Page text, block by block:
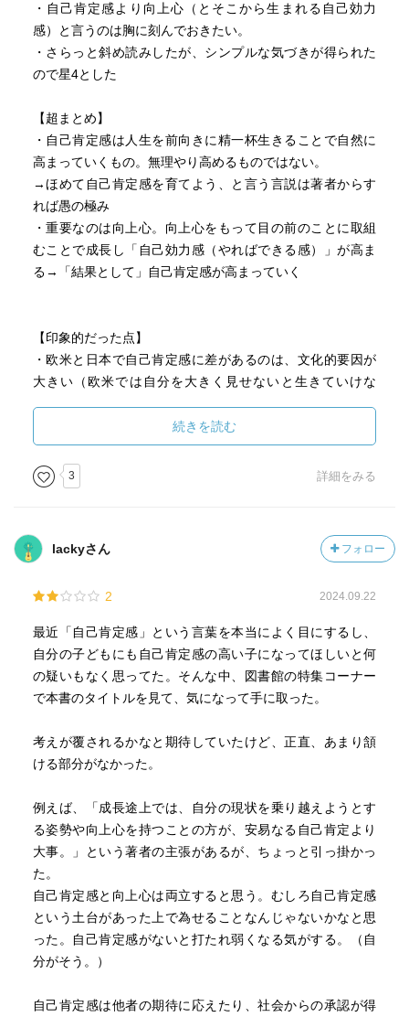
・自己肯定感より向上心（とそこから生まれる自己効力
感）と言うのは胸に刻んでおきたい。
・さらっと斜め読みしたが、シンプルな気づきが得られた
ので星4とした
【超まとめ】
・自己肯定感は人生を前向きに精一杯生きることで自然に
高まっていくもの。無理やり高めるものではない。
→ほめて自己肯定感を育てよう、と言う言説は著者からす
れば愚の極み
・重要なのは向上心。向上心をもって目の前のことに取組
むことで成長し「自己効力感（やればできる感）」が高ま
る→「結果として」自己肯定感が高まっていく
【印象的だった点】
・欧米と日本で自己肯定感に差があるのは、文化的要因が
大きい（欧米では自分を大きく見せないと生きていけな
日本人は共同体へ溶け込むことにより不安を軽減する
・能力が低い人は、自分の能力が低いと言うことに気づく
能力も低い
・日本は母性的な社会で、親子が密接な関係。心を鍛える
ために叱ることが必要だったが、小手先だけのほめる教育
・誰しもが幼少期に抱える、幻想的万能感からの脱却が重
要
・社会性を身につける→社会規範を守る→周囲とうまくや
・自己嫌悪は向上心の高さの裏返し
・失敗を直視できない自分は失敗した自分を越えられずに
いるが、失敗を直視し反省する自分は失敗した自分を既に
超えている
【疑問に思った点】
・「ほめる教育をしても自己肯定感は上がらない（むしろ
下がっている）」と言ってデータを示しているが、1980年
と2014年の比較では他の要素（社会の変化、特にスマホと
続きを読む
3 詳細をみる
lackyさん フォロー
2 2024.09.22
最近「自己肯定感」という言葉を本当によく目にするし、
自分の子どもにも自己肯定感の高い子になってほしいと何
の疑いもなく思ってた。そんな中、図書館の特集コーナー
で本書のタイトルを見て、気になって手に取った。
考えが覆されるかなと期待していたけど、正直、あまり頷
ける部分がなかった。
例えば、「成長途上では、自分の現状を乗り越えようとす
る姿勢や向上心を持つことの方が、安易なる自己肯定より
大事。」という著者の主張があるが、ちょっと引っ掛かっ
た。
自己肯定感と向上心は両立すると思う。むしろ自己肯定感
という土台があった上で為せることなんじゃないかなと思
った。自己肯定感がないと打たれ弱くなる気がする。（自
分がそう。）
自己肯定感は他者の期待に応えたり、社会からの承認が得